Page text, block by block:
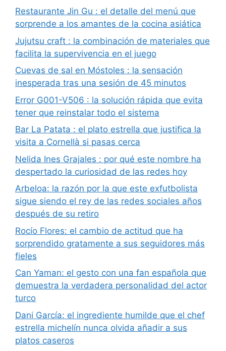
Restaurante Jin Gu : el detalle del menú que
sorprende a los amantes de la cocina asiática
Jujutsu craft : la combinación de materiales que
facilita la supervivencia en el juego
Cuevas de sal en Móstoles : la sensación
inesperada tras una sesión de 45 minutos
Error G001-V506 : la solución rápida que evita
tener que reinstalar todo el sistema
Bar La Patata : el plato estrella que justifica la
visita a Cornellà si pasas cerca
Nelida Ines Grajales : por qué este nombre ha
despertado la curiosidad de las redes hoy
Arbeloa: la razón por la que este exfutbolista
sigue siendo el rey de las redes sociales años
después de su retiro
Rocío Flores: el cambio de actitud que ha
sorprendido gratamente a sus seguidores más
fieles
Can Yaman: el gesto con una fan española que
demuestra la verdadera personalidad del actor
turco
Dani García: el ingrediente humilde que el chef
estrella michelín nunca olvida añadir a sus
platos caseros